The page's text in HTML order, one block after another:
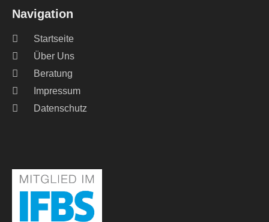
Navigation
Startseite
Über Uns
Beratung
Impressum
Datenschutz